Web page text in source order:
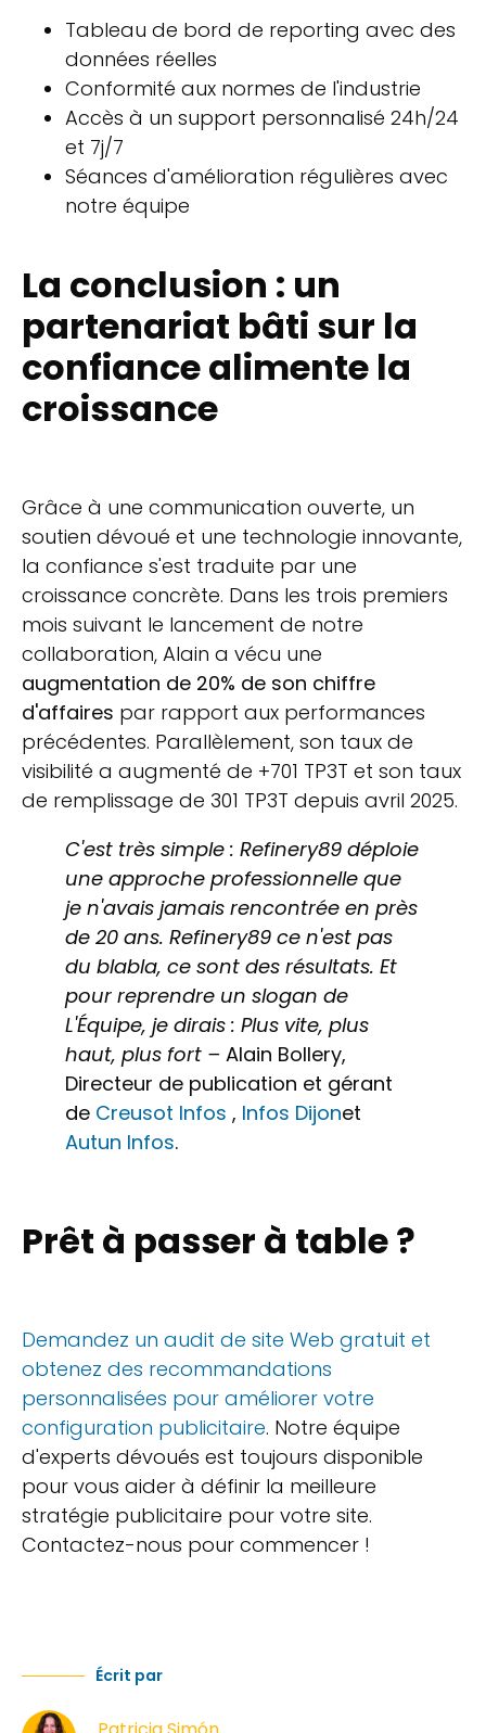
Tableau de bord de reporting avec des
données réelles
Conformité aux normes de l'industrie
Accès à un support personnalisé 24h/24
et 7j/7
Séances d'amélioration régulières avec
notre équipe
La conclusion : un
partenariat bâti sur la
confiance alimente la
croissance
Grâce à une communication ouverte, un
soutien dévoué et une technologie innovante,
la confiance s'est traduite par une
croissance concrète. Dans les trois premiers
mois suivant le lancement de notre
collaboration, Alain a vécu une
augmentation de 20% de son chiffre
d'affaires par rapport aux performances
précédentes. Parallèlement, son taux de
visibilité a augmenté de +701 TP3T et son taux
de remplissage de 301 TP3T depuis avril 2025.
C'est très simple : Refinery89 déploie
une approche professionnelle que
je n'avais jamais rencontrée en près
de 20 ans. Refinery89 ce n'est pas
du blabla, ce sont des résultats. Et
pour reprendre un slogan de
L'Équipe, je dirais : Plus vite, plus
haut, plus fort – Alain Bollery,
Directeur de publication et gérant
de Creusot Infos , Infos Dijonet
Autun Infos.
Prêt à passer à table ?
Demandez un audit de site Web gratuit et
obtenez des recommandations
personnalisées pour améliorer votre
configuration publicitaire. Notre équipe
d'experts dévoués est toujours disponible
pour vous aider à définir la meilleure
stratégie publicitaire pour votre site.
Contactez-nous pour commencer !
Écrit par